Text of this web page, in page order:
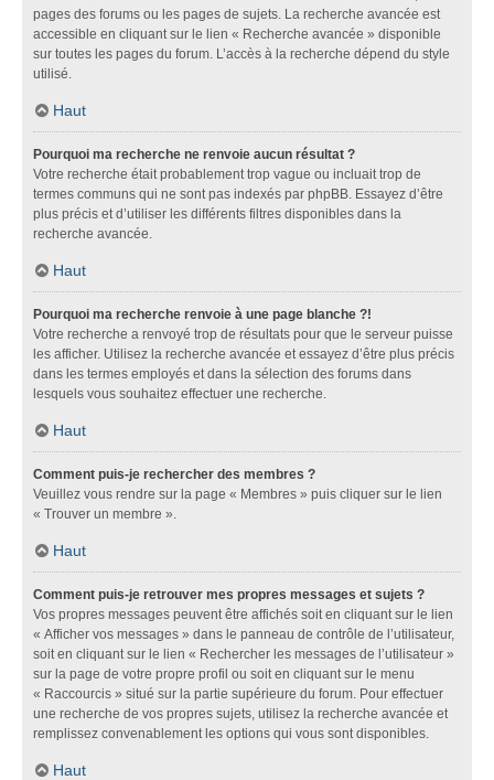
pages des forums ou les pages de sujets. La recherche avancée est
accessible en cliquant sur le lien « Recherche avancée » disponible
sur toutes les pages du forum. L’accès à la recherche dépend du style
utilisé.
Haut
Pourquoi ma recherche ne renvoie aucun résultat ?
Votre recherche était probablement trop vague ou incluait trop de
termes communs qui ne sont pas indexés par phpBB. Essayez d’être
plus précis et d’utiliser les différents filtres disponibles dans la
recherche avancée.
Haut
Pourquoi ma recherche renvoie à une page blanche ?!
Votre recherche a renvoyé trop de résultats pour que le serveur puisse
les afficher. Utilisez la recherche avancée et essayez d’être plus précis
dans les termes employés et dans la sélection des forums dans
lesquels vous souhaitez effectuer une recherche.
Haut
Comment puis-je rechercher des membres ?
Veuillez vous rendre sur la page « Membres » puis cliquer sur le lien
« Trouver un membre ».
Haut
Comment puis-je retrouver mes propres messages et sujets ?
Vos propres messages peuvent être affichés soit en cliquant sur le lien
« Afficher vos messages » dans le panneau de contrôle de l’utilisateur,
soit en cliquant sur le lien « Rechercher les messages de l’utilisateur »
sur la page de votre propre profil ou soit en cliquant sur le menu
« Raccourcis » situé sur la partie supérieure du forum. Pour effectuer
une recherche de vos propres sujets, utilisez la recherche avancée et
remplissez convenablement les options qui vous sont disponibles.
Haut